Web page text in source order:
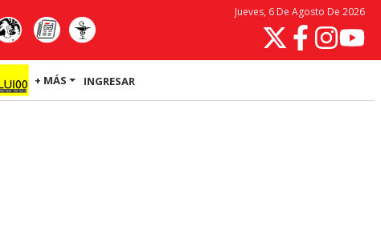
Jueves, 6 De Agosto De 2026
+ MÁS INGRESAR